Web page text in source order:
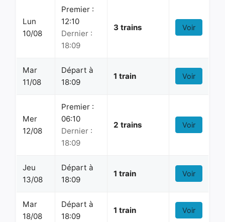
Lun
10/08
Premier :
12:10
Dernier :
18:09
3 trains Voir
Mar
11/08
Départ à
18:09
1 train Voir
Mer
12/08
Premier :
06:10
Dernier :
18:09
2 trains Voir
Jeu
13/08
Départ à
18:09
1 train Voir
Mar
18/08
Départ à
18:09
1 train Voir